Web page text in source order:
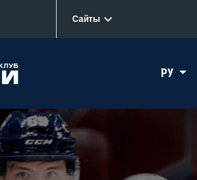
Сайты
РУ